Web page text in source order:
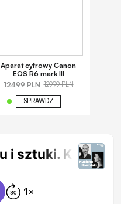
Aparat cyfrowy Canon
EOS R6 mark III
12499 PLN 12999 PLN
SPRAWDŹ